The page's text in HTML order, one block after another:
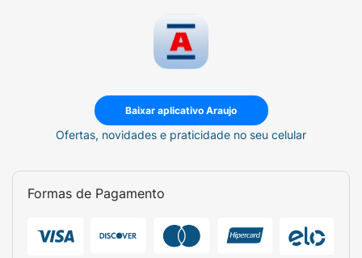
Baixar aplicativo Araujo
Ofertas, novidades e praticidade no seu celular
Formas de Pagamento